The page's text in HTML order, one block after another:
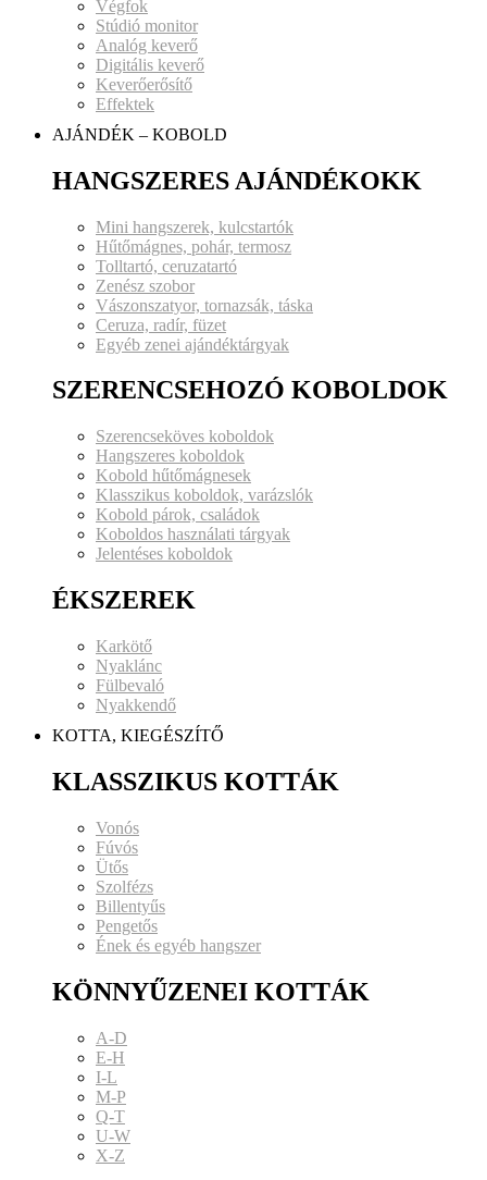
Végfok
Stúdió monitor
Analóg keverő
Digitális keverő
Keverőerősítő
Effektek
AJÁNDÉK – KOBOLD
HANGSZERES AJÁNDÉKOKK
Mini hangszerek, kulcstartók
Hűtőmágnes, pohár, termosz
Tolltartó, ceruzatartó
Zenész szobor
Vászonszatyor, tornazsák, táska
Ceruza, radír, füzet
Egyéb zenei ajándéktárgyak
SZERENCSEHOZÓ KOBOLDOK
Szerencseköves koboldok
Hangszeres koboldok
Kobold hűtőmágnesek
Klasszikus koboldok, varázslók
Kobold párok, családok
Koboldos használati tárgyak
Jelentéses koboldok
ÉKSZEREK
Karkötő
Nyaklánc
Fülbevaló
Nyakkendő
KOTTA, KIEGÉSZÍTŐ
KLASSZIKUS KOTTÁK
Vonós
Fúvós
Ütős
Szolfézs
Billentyűs
Pengetős
Ének és egyéb hangszer
KÖNNYŰZENEI KOTTÁK
A-D
E-H
I-L
M-P
Q-T
U-W
X-Z